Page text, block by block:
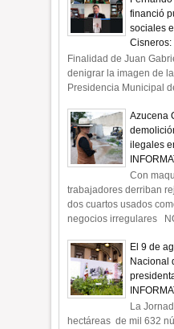
financió
sociales
Cisneros:
Finalidad de Juan
denigrar la imagen de
Presidencia Municipal
Azucena
ilegales
Con
trabajadores derriban
dos cuartos usados
negocios irregulares
El 9 de
Nacional
La
hectáreas de mil 632